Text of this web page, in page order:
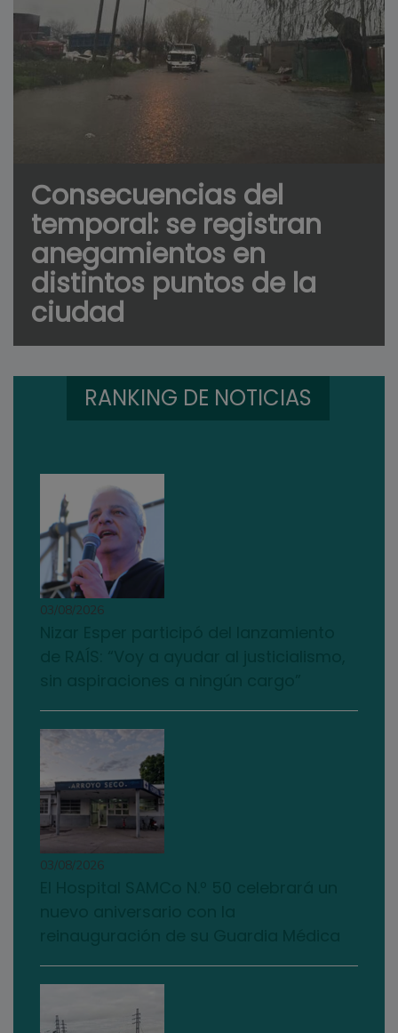
Consecuencias del
temporal: se registran
anegamientos en
distintos puntos de la
ciudad
RANKING DE NOTICIAS
03/08/2026
03/08/2026